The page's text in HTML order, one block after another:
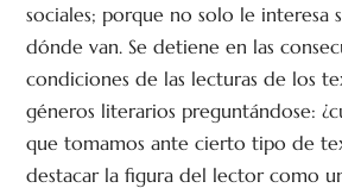
sociales; porque no solo le interesa
dónde van. Se detiene en las
condiciones de las lecturas de los
géneros literarios preguntándose:
que tomamos ante cierto tipo de
destacar la figura del lector como